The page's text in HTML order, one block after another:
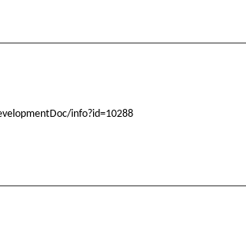
info?id=10288